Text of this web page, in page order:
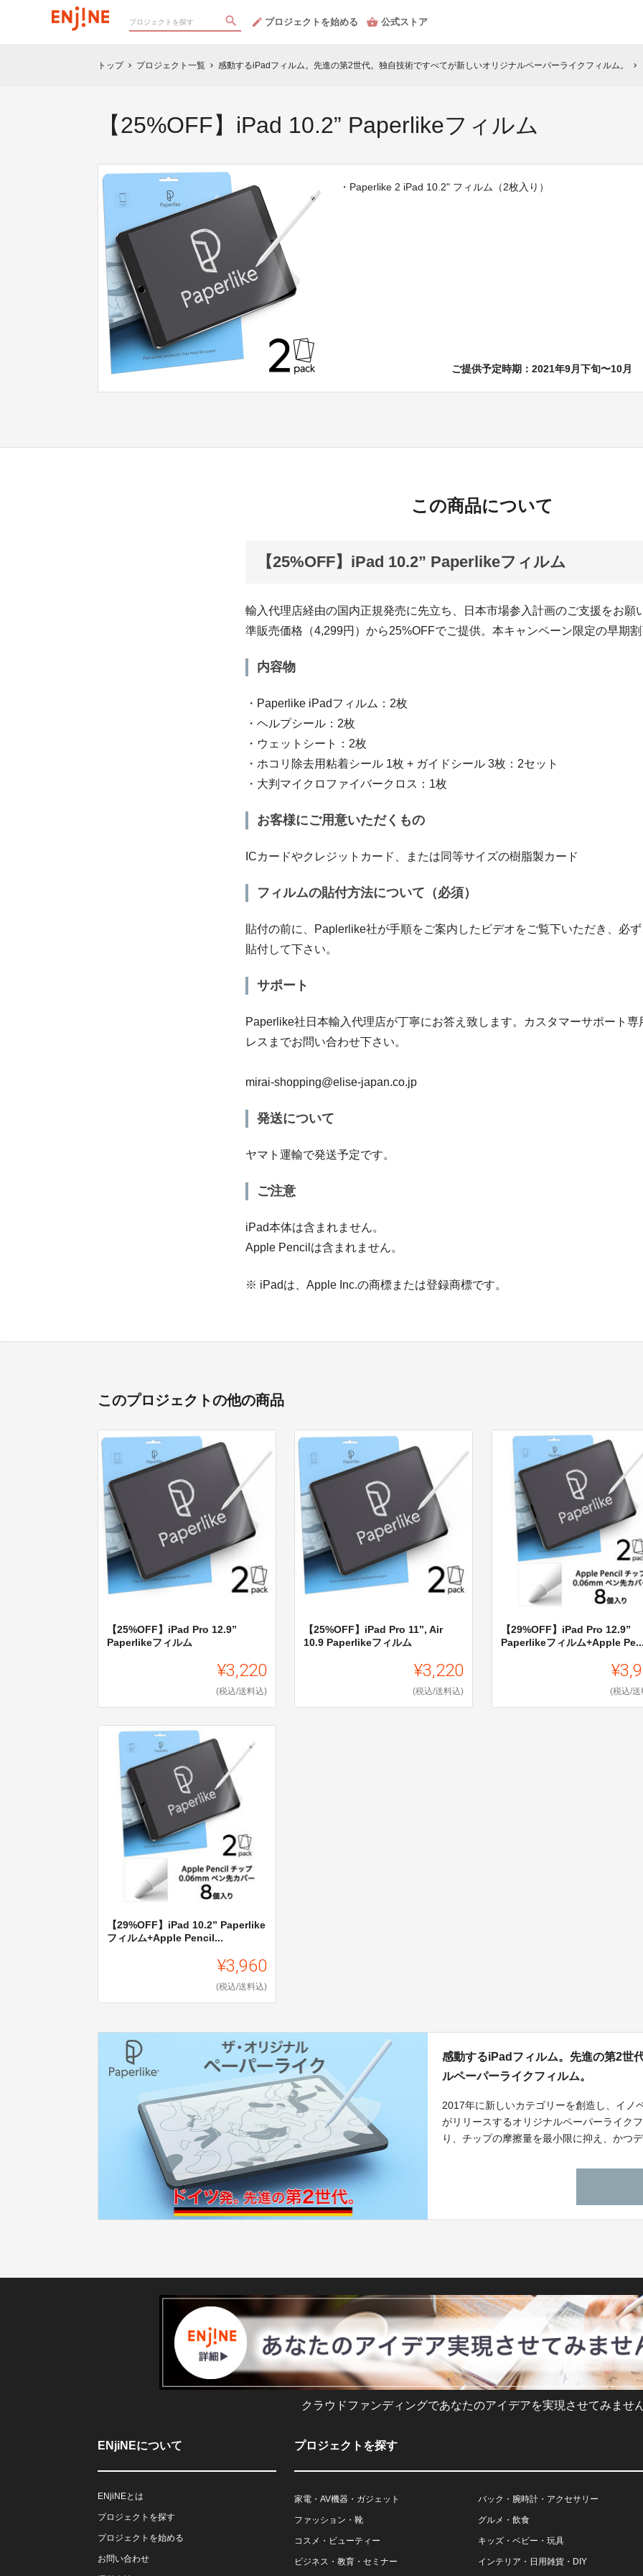
プロジェクトを始める 公式ストア
トップ chevron_right プロジェクト一覧 chevron_right 感動するiPadフィルム。先進の第2世代。独自技術ですべてが新しいオリジナルペーパーライクフィルム。 chevron_right
【25%OFF】iPad 10.2” Paperlikeフィルム
・Paperlike 2 iPad 10.2" フィルム（2枚入り）
ご提供予定時期：2021年9月下旬〜10月
この商品について
【25%OFF】iPad 10.2” Paperlikeフィルム
輸入代理店経由の国内正規発売に先立ち、日本市場参入計画のご支援をお願
準販売価格（4,299円）から25%OFFでご提供。本キャンペーン限定の早期割
内容物
・Paperlike iPadフィルム：2枚
・ヘルプシール：2枚
・ウェットシート：2枚
・ホコリ除去用粘着シール 1枚 + ガイドシール 3枚：2セット
・大判マイクロファイバークロス：1枚
お客様にご用意いただくもの
ICカードやクレジットカード、または同等サイズの樹脂製カード
フィルムの貼付方法について（必須）
貼付の前に、Paplerlike社が手順をご案内したビデオをご覧下いただき、必
貼付して下さい。
サポート
Paperlike社日本輸入代理店が丁寧にお答え致します。カスタマーサポート専
レスまでお問い合わせ下さい。
mirai-shopping@elise-japan.co.jp
発送について
ヤマト運輸で発送予定です。
ご注意
iPad本体は含まれません。
Apple Pencilは含まれません。
※ iPadは、Apple Inc.の商標または登録商標です。
このプロジェクトの他の商品
【25%OFF】iPad Pro 12.9”
Paperlikeフィルム
¥3,220
(税込/送料込)
【25%OFF】iPad Pro 11”, Air
10.9 Paperlikeフィルム
¥3,220
(税込/送料込)
【29%OFF】iPad Pro 12.9”
Paperlikeフィルム+Apple Pe...
(税込/送
【29%OFF】iPad 10.2” Paperlike
フィルム+Apple Pencil...
¥3,960
(税込/送料込)
感動するiPadフィルム。先進の第2世
ルペーパーライクフィルム。
2017年に新しいカテゴリーを創造し、イノ
がリリースするオリジナルペーパーライク
り、チップの摩擦量を最小限に抑え、かつ
クラウドファンディングであなたのアイデアを実現させてみませ
ENjiNEについて
ENjiNEとは
プロジェクトを探す
プロジェクトを始める
お問い合わせ
プロジェクトを探す
家電・AV機器・ガジェット バック・腕時計・アクセサリー
ファッション・靴 グルメ・飲食
コスメ・ビューティー キッズ・ベビー・玩具
ビジネス・教育・セミナー インテリア・日用雑貨・DIY